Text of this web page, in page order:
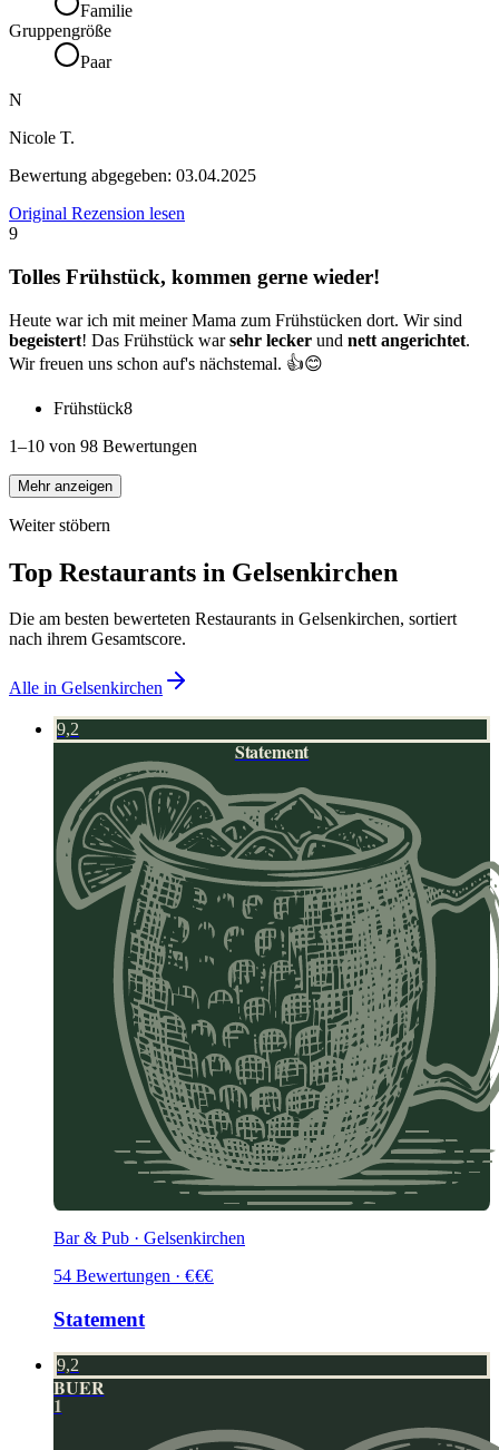
Familie
Gruppengröße
Paar
N
Nicole T.
Bewertung abgegeben: 03.04.2025
Original Rezension lesen
9
Tolles Frühstück, kommen gerne wieder!
Heute war ich mit meiner Mama zum Frühstücken dort. Wir sind
begeistert! Das Frühstück warsehr lecker und nett angerichtet.
Wir freuen uns schon auf's nächstemal. 👍😊
Frühstück8
1–10 von 98 Bewertungen
Mehr anzeigen
Weiter stöbern
Top Restaurants in Gelsenkirchen
Die am besten bewerteten Restaurants in Gelsenkirchen, sortiert
nach ihrem Gesamtscore.
Alle in Gelsenkirchen
9,2
Statement
Bar & Pub · Gelsenkirchen
54 Bewertungen · €€€
Statement
9,2
BUER
1